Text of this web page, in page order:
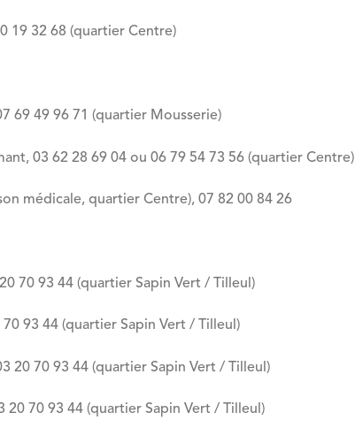
19 32 68 (quartier Centre)
69 49 96 71 (quartier Mousserie)
03 62 28 69 04 ou 06 79 54 73 56 (quartier Centre)
médicale, quartier Centre), 07 82 00 84 26
70 93 44 (quartier Sapin Vert / Tilleul)
93 44 (quartier Sapin Vert / Tilleul)
20 70 93 44 (quartier Sapin Vert / Tilleul)
20 70 93 44 (quartier Sapin Vert / Tilleul)